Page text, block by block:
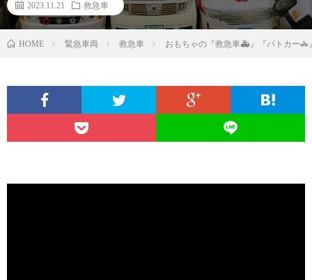
2023.11.21 救急車
HOME 緊急車両 救急車 おもちゃの『救急車🚑』『パトカー